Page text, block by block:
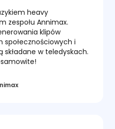
heavy
zespołu Annimax.
klipów
i
w teledyskach.